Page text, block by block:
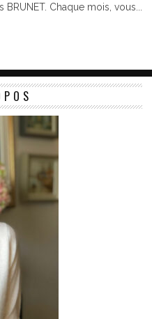
Chaque mois, vous...